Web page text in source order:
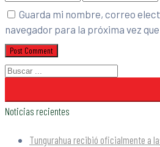
Guarda mi nombre, correo
navegador para la próxima vez
Noticias recientes
Tungurahua recibió oficialmente a